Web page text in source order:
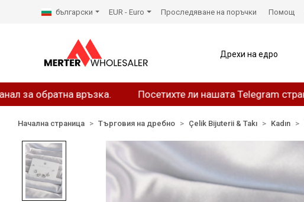
обратна връзка. Посетихте ли нашата Telegram страница?
български EUR - Euro Проследяване на поръчки Помощ
Дрехи на едро
Начална страница Търговия на дребно Çelik Bijuterii & Takı Kadın